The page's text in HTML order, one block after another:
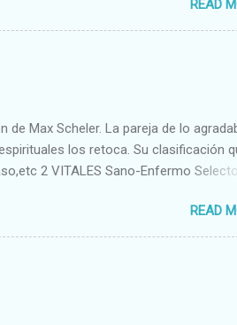
READ
de Max Scheler. La pareja de lo
los retoca. Su clasificación
2 VITALES Sano-Enfermo
Bondadoso-malvado Justo-Injusto
Feo Gracioso-Tosco Elegante-
READ